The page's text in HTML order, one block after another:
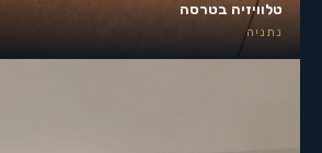
טלוויזיה בטרסה
נתניה